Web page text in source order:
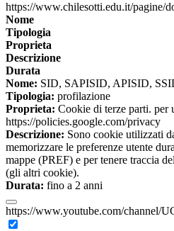
https://www.chilesotti.edu.it/pagine/
Nome
Tipologia
Proprieta
Descrizione
Durata
Nome: SID, SAPISID, APISID,
Tipologia: profilazione
Proprieta: Cookie di terze parti. per
https://policies.google.com/privacy
Descrizione: Sono cookie utilizzati
memorizzare le preferenze utente
mappe (PREF) e per tenere traccia
(gli altri cookie).
Durata: fino a 2 anni
https://www.youtube.com/channel/